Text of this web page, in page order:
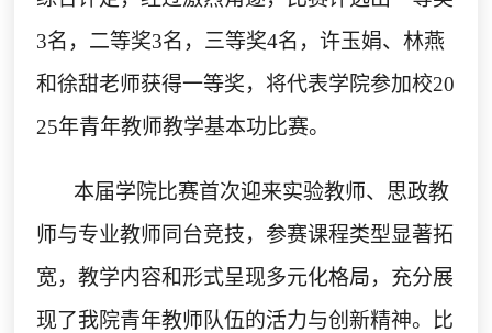
3名，二等奖3名，三等奖4名，许玉娟、林燕
和徐甜老师获得一等奖，将代表学院参加校20
25年青年教师教学基本功比赛。
本届学院比赛首次迎来实验教师、思政教
师与专业教师同台竞技，参赛课程类型显著拓
宽，教学内容和形式呈现多元化格局，充分展
现了我院青年教师队伍的活力与创新精神。比